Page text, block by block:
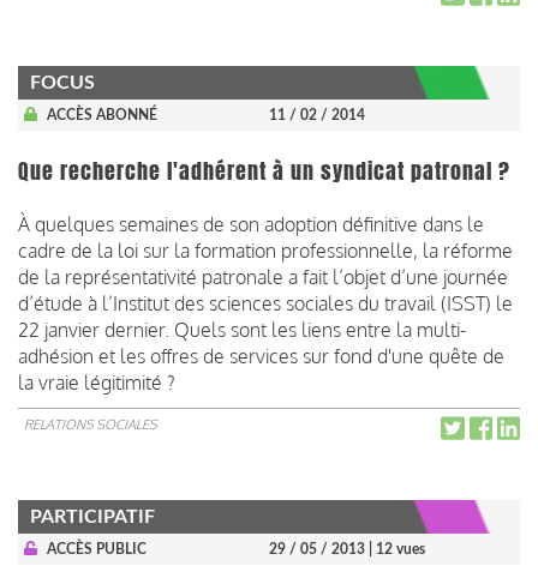
FOCUS
ACCÈS ABONNÉ 11 / 02 / 2014
Que recherche l'adhérent à un syndicat patronal ?
À quelques semaines de son adoption définitive dans le
cadre de la loi sur la formation professionnelle, la réforme
de la représentativité patronale a fait l’objet d’une journée
d’étude à l’Institut des sciences sociales du travail (ISST) le
22 janvier dernier. Quels sont les liens entre la multi-
adhésion et les offres de services sur fond d'une quête de
la vraie légitimité ?
RELATIONS SOCIALES
PARTICIPATIF
ACCÈS PUBLIC 29 / 05 / 2013 | 12 vues